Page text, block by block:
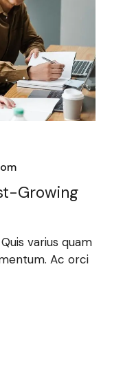
Growing
varius quam
Ac orci